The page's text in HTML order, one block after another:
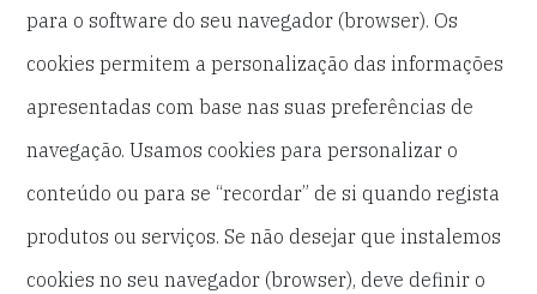
para o software do seu navegador (browser). Os
cookies permitem a personalização das informações
apresentadas com base nas suas preferências de
navegação. Usamos cookies para personalizar o
conteúdo ou para se “recordar” de si quando regista
produtos ou serviços. Se não desejar que instalemos
cookies no seu navegador (browser), deve definir o